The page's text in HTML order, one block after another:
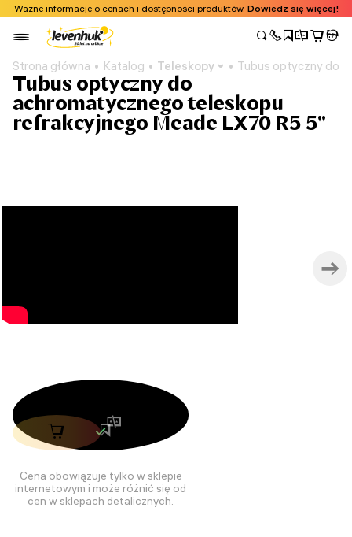
Ważne informacje o cenach i dostępności produktów. Dowiedz się więcej!
Strona główna Katalog Teleskopy Tubus optyczny do
Tubus optyczny do
achromatycznego teleskopu
refrakcyjnego Meade LX70 R5 5"
Cena obowiązuje tylko w sklepie
internetowym i może różnić się od
cen w sklepach detalicznych.